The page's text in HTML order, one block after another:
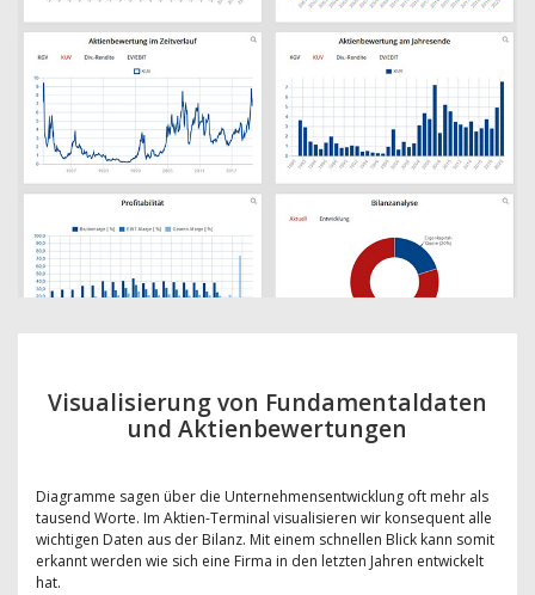
Visualisierung von Fundamentaldaten
und Aktienbewertungen
Diagramme sagen über die Unternehmensentwicklung oft mehr als
tausend Worte. Im Aktien-Terminal visualisieren wir konsequent alle
wichtigen Daten aus der Bilanz. Mit einem schnellen Blick kann somit
erkannt werden wie sich eine Firma in den letzten Jahren entwickelt
hat.